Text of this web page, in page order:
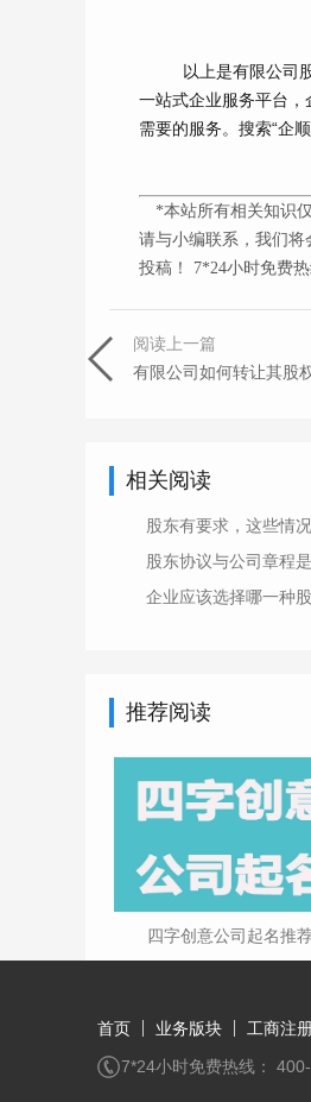
以上是有限公司
一站式企业服务平台，
需要的服务。搜索“企
*本站所有相关知识仅
请与小编联系，我们
投稿！ 7*24小时免费
阅读上一篇
有限公司如何转让其股
相关阅读
股东有要求，这些情
股东协议与公司章程
企业应该选择哪一种
推荐阅读
四字创意公司起名推
首页 业务版块 工商注
7*24小时免费热线：